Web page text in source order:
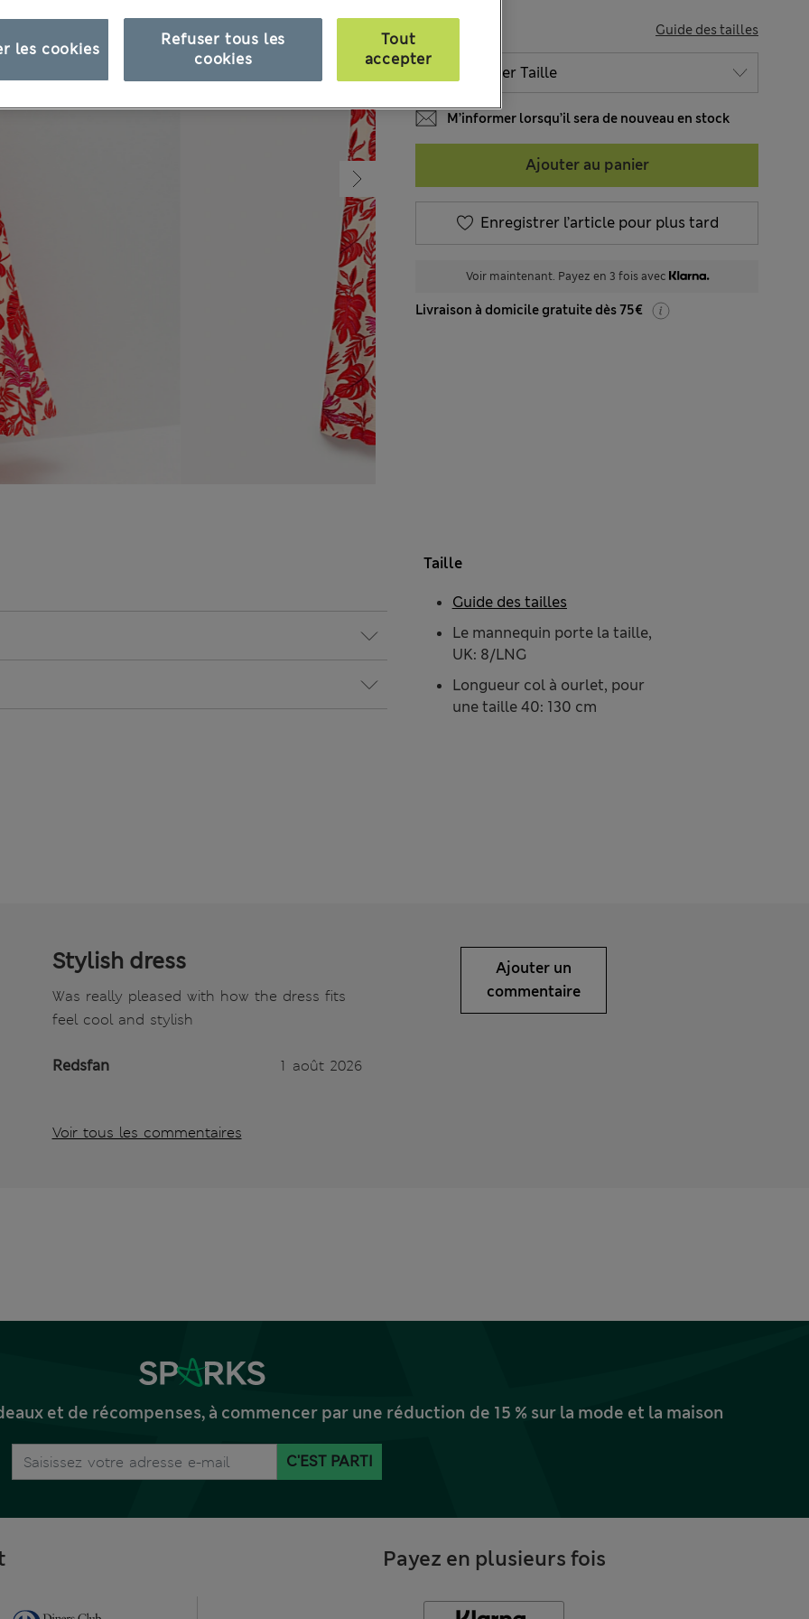
Guide des tailles
M’informer lorsqu’il sera de nouveau en stock
Ajouter au panier
Enregistrer l’article pour plus tard
Voir maintenant. Payez en 3 fois avec
Livraison à domicile gratuite dès 75€
Taille
Le mannequin porte la taille,
UK: 8/LNG
Longueur col à ourlet, pour
une taille 40: 130 cm
Guide des tailles
Stylish dress
Was really pleased with how the dress fits
feel cool and stylish
Redsfan 1 août 2026
Voir tous les commentaires
Ajouter un
commentaire
et de récompenses, à commencer par une réduction de 15 % sur la mode et la maison
C'EST PARTI
Payez en plusieurs fois
Refuser tous les
cookies
Tout
accepter
les cookies